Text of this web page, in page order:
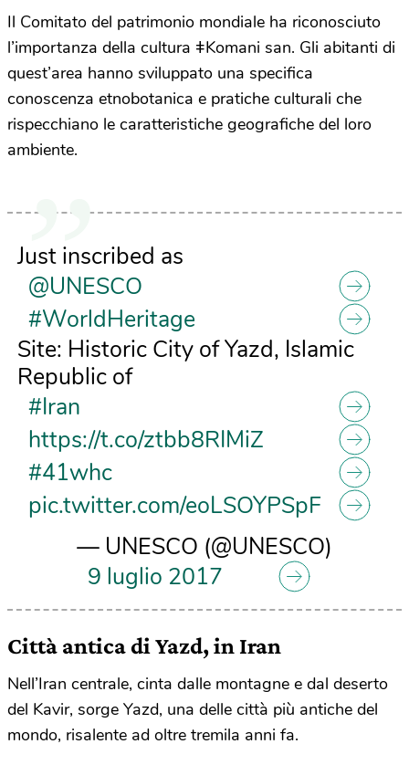
Il Comitato del patrimonio mondiale ha riconosciuto
l’importanza della cultura ǂKomani san. Gli abitanti di
quest’area hanno sviluppato una specifica
conoscenza etnobotanica e pratiche culturali che
rispecchiano le caratteristiche geografiche del loro
ambiente.
Just inscribed as
@UNESCO
#WorldHeritage
Site: Historic City of Yazd, Islamic
Republic of
#Iran
https://t.co/ztbb8RIMiZ
#41whc
pic.twitter.com/eoLSOYPSpF
— UNESCO (@UNESCO)
9 luglio 2017
Città antica di Yazd, in Iran
Nell’Iran centrale, cinta dalle montagne e dal deserto
del Kavir, sorge Yazd, una delle città più antiche del
mondo, risalente ad oltre tremila anni fa.